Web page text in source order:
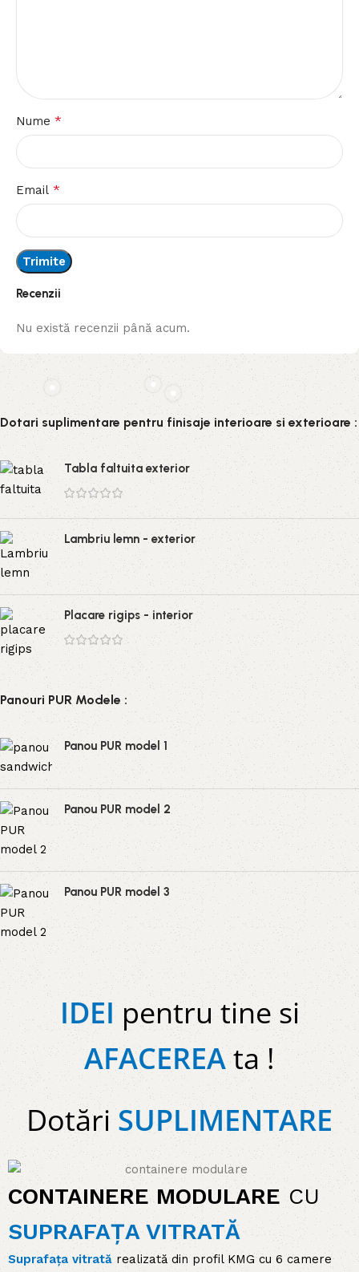
Recenzii
Nu există recenzii până acum.
Nume *
Email *
Panouri PUR Modele :
Panou PUR model 1
Panou PUR model 2
Panou PUR model 3
Dotari suplimentare pentru finisaje interioare si exterioare :
Tabla faltuita exterior
Lambriu lemn - exterior
Placare rigips - interior
IDEIpentru tine si
AFACEREAta !
DotăriSUPLIMENTARE
CONTAINERE MODULARECU
SUPRAFAȚA VITRATĂ
Suprafața vitrată realizată din profil KMG cu 6 camere